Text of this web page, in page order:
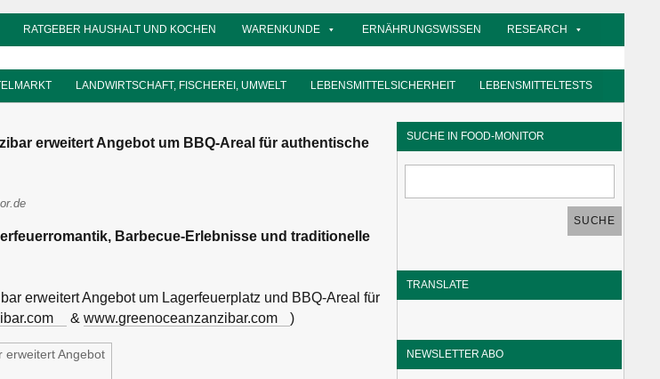
RATGEBER HAUSHALT UND KOCHEN WARENKUNDE ERNÄHRUNGSWISSEN RESEARCH
LANDWIRTSCHAFT, FISCHEREI, UMWELT LEBENSMITTELSICHERHEIT LEBENSMITTELTESTS
erweitert Angebot um BBQ-Areal für authentische
Barbecue-Erlebnisse und traditionelle
erweitert Angebot um Lagerfeuerplatz und BBQ-Areal für
& www.greenoceanzanzibar.com )
SUCHE IN FOOD-MONITOR
TRANSLATE
NEWSLETTER ABO